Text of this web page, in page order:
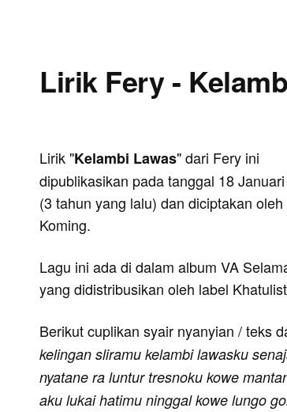
Lirik Fery -
Lirik "Kelambi Lawas" dari Fery ini
dipublikasikan pada tanggal 18
(3 tahun yang lalu) dan diciptakan oleh
Koming.
Lagu ini ada di dalam album VA
yang didistribusikan oleh label
Berikut cuplikan syair nyanyian / teks
kelingan sliramu kelambi lawasku
nyatane ra luntur tresnoku kowe
aku lukai hatimu ninggal kowe lungo